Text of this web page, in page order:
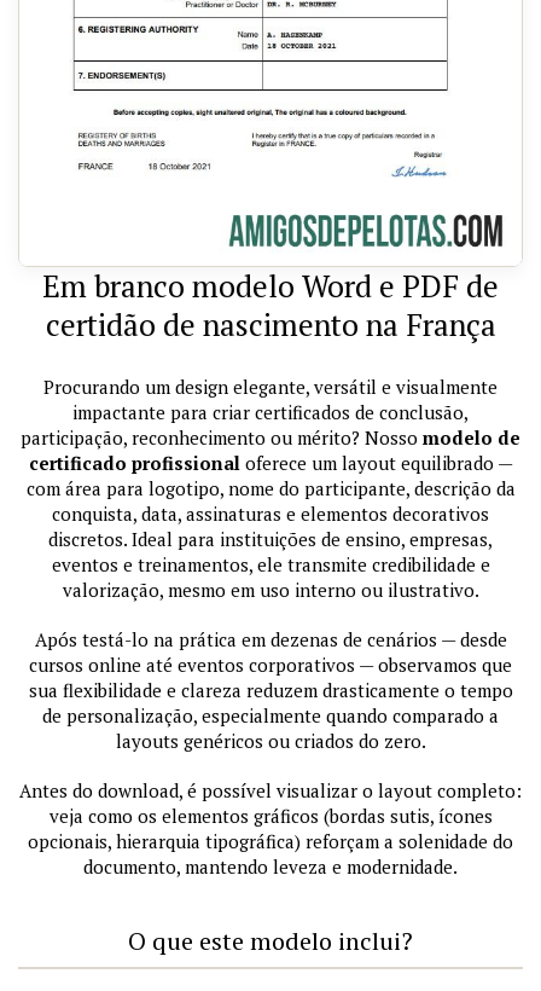
Em branco modelo Word e PDF de
certidão de nascimento na França
Procurando um design elegante, versátil e visualmente
impactante para criar certificados de conclusão,
participação, reconhecimento ou mérito? Nosso modelo de
certificado profissional oferece um layout equilibrado —
com área para logotipo, nome do participante, descrição da
conquista, data, assinaturas e elementos decorativos
discretos. Ideal para instituições de ensino, empresas,
eventos e treinamentos, ele transmite credibilidade e
valorização, mesmo em uso interno ou ilustrativo.
Após testá-lo na prática em dezenas de cenários — desde
cursos online até eventos corporativos — observamos que
sua flexibilidade e clareza reduzem drasticamente o tempo
de personalização, especialmente quando comparado a
layouts genéricos ou criados do zero.
Antes do download, é possível visualizar o layout completo:
veja como os elementos gráficos (bordas sutis, ícones
opcionais, hierarquia tipográfica) reforçam a solenidade do
documento, mantendo leveza e modernidade.
O que este modelo inclui?